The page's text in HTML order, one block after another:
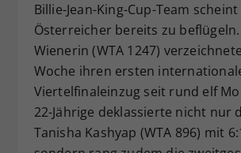
Billie-Jean-King-Cup-Team scheint
Österreicher bereits zu
Wienerin (WTA 1247)
Woche ihren ersten
Viertelfinaleinzug seit rund elf
22-Jährige deklassierte nicht nur
Tanisha Kashyap (WTA 896) mit